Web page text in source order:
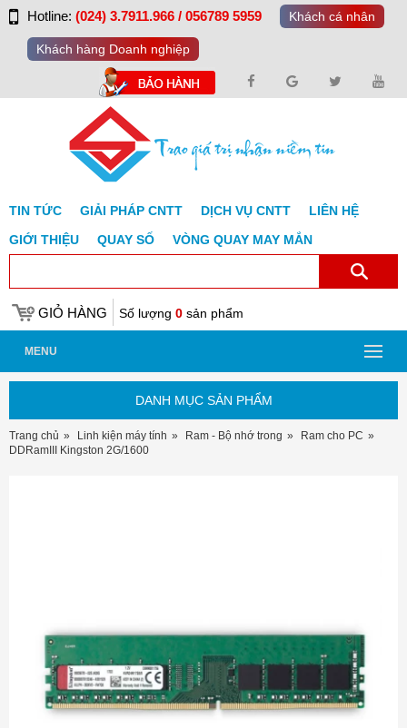
Hotline: (024) 3.7911.966 / 056789 5959 Khách cá nhân
Khách hàng Doanh nghiệp
TIN TỨC GIẢI PHÁP CNTT DỊCH VỤ CNTT
LIÊN HỆ
GIỚI THIỆU
QUAY SỐ VÒNG QUAY MAY MẮN
GIỎ HÀNG Số lượng 0 sản phẩm
MENU
DANH MỤC SẢN PHẨM
Trang chủ Linh kiện máy tính Ram - Bộ nhớ trong
Ram cho PC
DDRamIII Kingston 2G/1600